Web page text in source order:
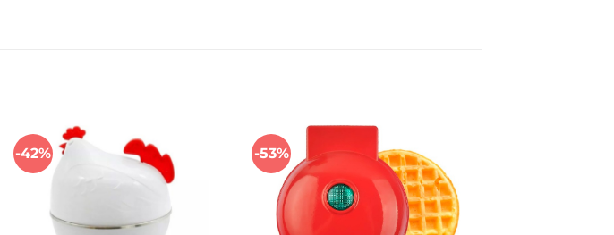
-42% -53%
Añadir
a la
lista de
deseos